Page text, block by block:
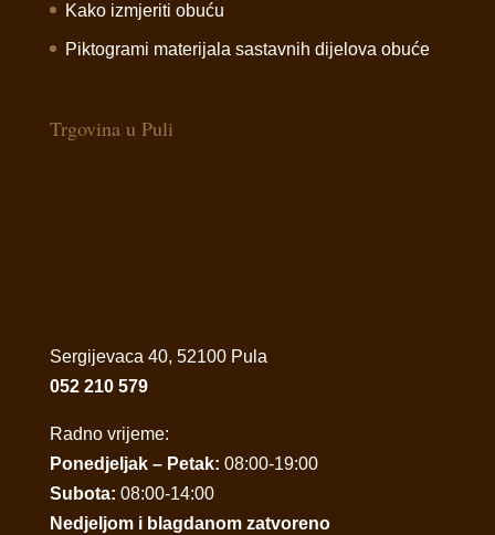
Kako izmjeriti obuću
Piktogrami materijala sastavnih dijelova obuće
Trgovina u Puli
Sergijevaca 40, 52100 Pula
052 210 579
Radno vrijeme:
Ponedjeljak – Petak: 08:00-19:00
Subota: 08:00-14:00
Nedjeljom i blagdanom zatvoreno